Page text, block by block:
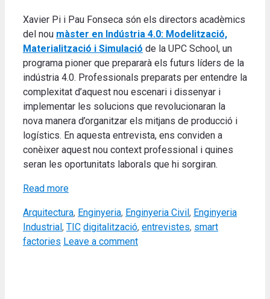
Xavier Pi i Pau Fonseca són els directors acadèmics
del nou màster en Indústria 4.0: Modelització,
Materialització i Simulació de la UPC School, un
programa pioner que prepararà els futurs líders de la
indústria 4.0. Professionals preparats per entendre la
complexitat d’aquest nou escenari i dissenyar i
implementar les solucions que revolucionaran la
nova manera d’organitzar els mitjans de producció i
logístics. En aquesta entrevista, ens conviden a
conèixer aquest nou context professional i quines
seran les oportunitats laborals que hi sorgiran.
Read more
Categories
Arquitectura, Enginyeria, Enginyeria Civil , Enginyeria
Industrial , TIC Tags
digitalització, entrevistes, smart
factories Leave a comment